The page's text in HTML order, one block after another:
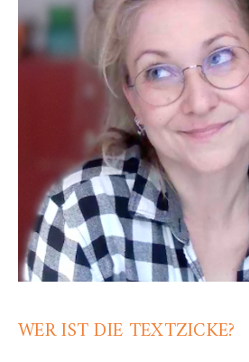
WER IST DIE TEXTZICKE?